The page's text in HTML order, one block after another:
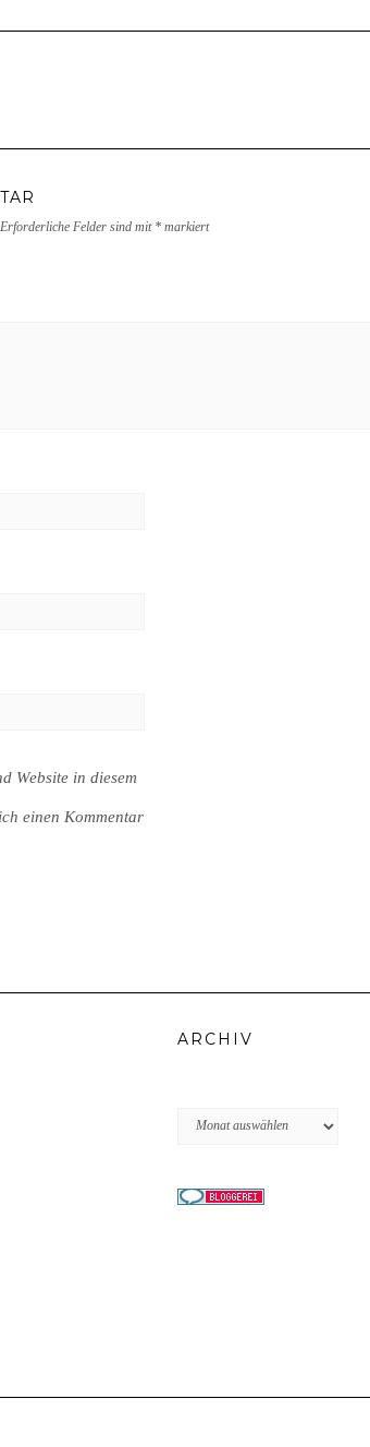
Erforderliche Felder sind mit * markiert
Website in diesem
einen Kommentar
ARCHIV
Archiv